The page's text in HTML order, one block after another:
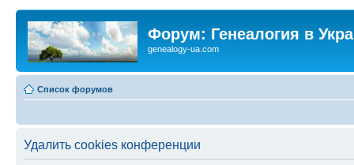
Форум: Генеалогия в
genealogy-ua.com
Список форумов
Удалить cookies конференции